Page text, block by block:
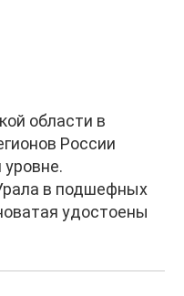
области в
России
в подшефных
удостоены